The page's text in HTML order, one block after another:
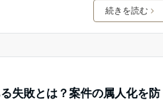
続きを読む
失敗とは？案件の属人化を防